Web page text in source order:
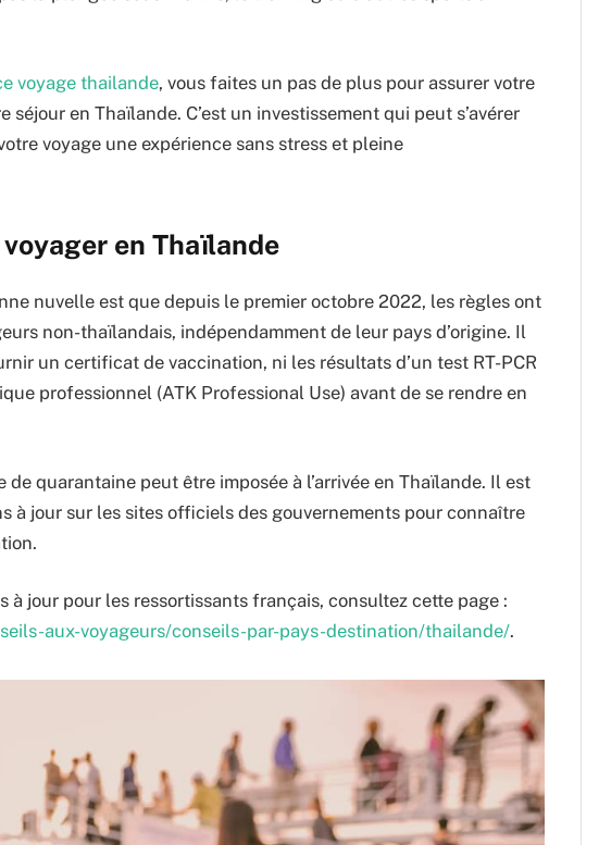
voyage thailande, vous faites un pas de plus pour assurer votre
en Thaïlande. C’est un investissement qui peut s’avérer
voyage une expérience sans stress et pleine
en Thaïlande
nuvelle est que depuis le premier octobre 2022, les règles ont
non-thaïlandais, indépendamment de leur pays d’origine. Il
un certificat de vaccination, ni les résultats d’un test RT-PCR
professionnel (ATK Professional Use) avant de se rendre en
de quarantaine peut être imposée à l’arrivée en Thaïlande. Il est
à jour sur les sites officiels des gouvernements pour connaître
jour pour les ressortissants français, consultez cette page :
aux-voyageurs/conseils-par-pays-destination/thailande/.